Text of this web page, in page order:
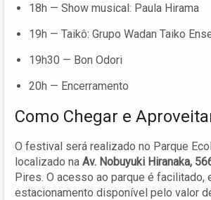
18h — Show musical: Paula Hirama
19h — Taikô: Grupo Wadan Taiko
19h30 — Bon Odori
20h — Encerramento
Como Chegar e
O festival será realizado no Parque
localizado na Av. Nobuyuki Hiranaka,
Pires. O acesso ao parque é facilitado,
estacionamento disponível pelo valor